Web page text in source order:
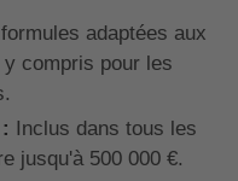
adaptées aux
compris pour les
Inclus dans tous les
jusqu'à 500 000 €.